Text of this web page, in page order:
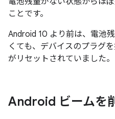
ことです。
Android 10 より前は、電池
くても、デバイスのプラグ
がリセットされていました。
Android ビームを